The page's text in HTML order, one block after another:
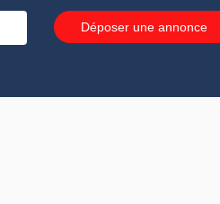
Déposer une annonce